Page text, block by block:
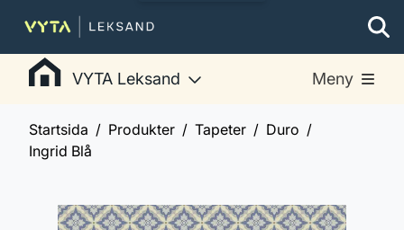
VYTA Leksand Meny
Startsida Produkter Tapeter
Duro
Ingrid Blå